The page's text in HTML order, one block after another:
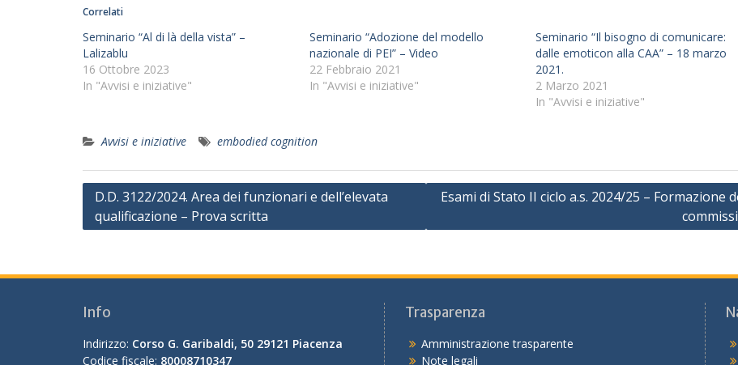
Correlati
Seminario “Al di là della vista” –
Lalizablu
16 Ottobre 2023
In "Avvisi e iniziative"
Seminario “Adozione del modello
nazionale di PEI” – Video
22 Febbraio 2021
In "Avvisi e iniziative"
Seminario “Il bisogno di comunicare:
dalle emoticon alla CAA” – 18 marzo
2021.
2 Marzo 2021
In "Avvisi e iniziative"
Avvisi e iniziative embodied cognition
Navigazione
articoli
D.D. 3122/2024. Area dei funzionari e dell’elevata
qualificazione – Prova scritta
Esami di Stato II ciclo a.s. 2024/25 – Formazione
Info
Indirizzo: Corso G. Garibaldi, 50 29121 Piacenza
Codice fiscale: 80008710347
Trasparenza
Amministrazione trasparente
Note legali